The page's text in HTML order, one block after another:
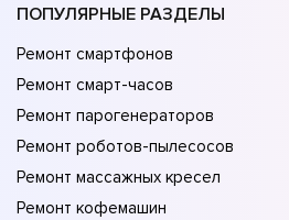
ПОПУЛЯРНЫЕ РАЗДЕЛЫ
Ремонт смартфонов
Ремонт смарт-часов
Ремонт парогенераторов
Ремонт роботов-пылесосов
Ремонт массажных кресел
Ремонт кофемашин